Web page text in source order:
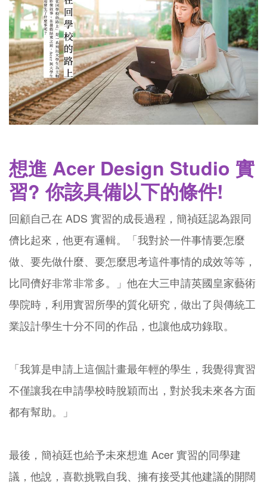
想進 Acer Design Studio 實
習? 你該具備以下的條件!
回顧自己在 ADS 實習的成長過程，簡禎廷認為跟同
儕比起來，他更有邏輯。「我對於一件事情要怎麼
做、要先做什麼、要怎麼思考這件事情的成效等等，
比同儕好非常非常多。」他在大三申請英國皇家藝術
學院時，利用實習所學的質化研究，做出了與傳統工
業設計學生十分不同的作品，也讓他成功錄取。
「我算是申請上這個計畫最年輕的學生，我覺得實習
不僅讓我在申請學校時脫穎而出，對於我未來各方面
都有幫助。」
最後，簡禎廷也給予未來想進 Acer 實習的同學建
議，他說，喜歡挑戰自我、擁有接受其他建議的開闊